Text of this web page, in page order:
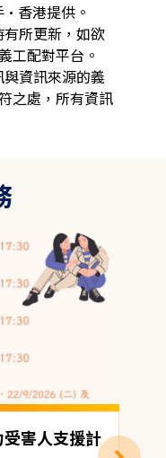
·香港提供。
所更新，如欲
工配對平台。
資訊來源的義
之處，所有資訊
害人支援計